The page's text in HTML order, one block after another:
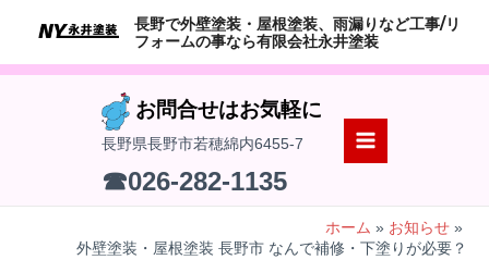
テ
長野で外壁塗装・屋根塗装、雨漏りなど工事/リ
フォームの事なら有限会社永井塗装
お問合せはお気軽に
長野県長野市若穂綿内6455-7
☎026-282-1135
MAIN
ホーム
お知らせ
外壁塗装・屋根塗装 長野市 なんで補修・下塗りが必要？